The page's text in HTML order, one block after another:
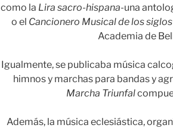
como la Lira sacro-hispana-una
o el Cancionero Musical de los
Academia de
Igualmente, se publicaba música
himnos y marchas para bandas y
Marcha Triunfal
Además, la música eclesiástica,